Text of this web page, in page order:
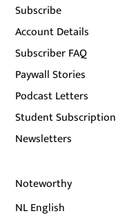
Subscribe
Account Details
Subscriber FAQ
Paywall Stories
Podcast Letters
Student Subscription
Newsletters
Noteworthy
NL English